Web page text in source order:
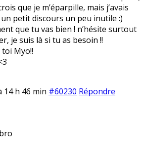
que je m’éparpille, mais j’avais
petit discours un peu inutile :)
que tu vas bien ! n’hésite surtout
je suis là si tu as besoin !!
Myo!!
14 h 46 min #60230 Répondre